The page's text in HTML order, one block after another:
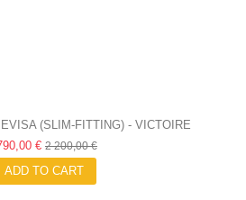
(SLIM-FITTING) - VICTOIRE
VERMEULEN
€ 2 200,00 €
ADD TO CART